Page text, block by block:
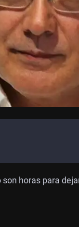
horas para